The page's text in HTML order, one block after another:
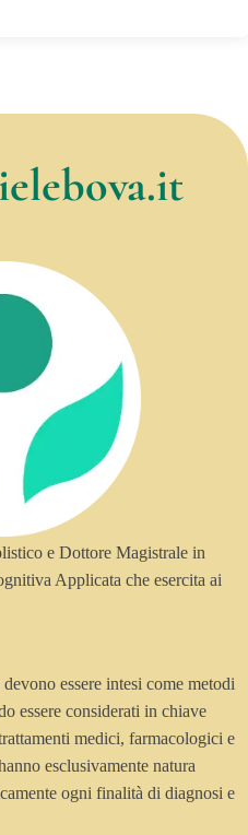
e Dottore Magistrale in
Applicata che esercita ai
essere intesi come metodi
essere considerati in chiave
medici, farmacologici e
esclusivamente natura
ogni finalità di diagnosi e